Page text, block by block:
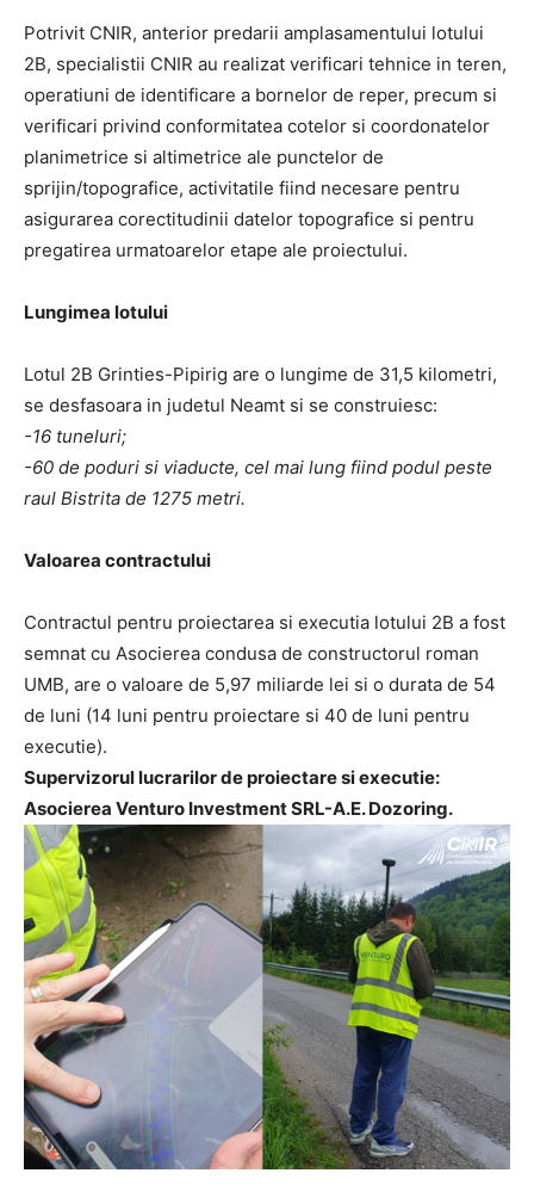
Potrivit CNIR, anterior predarii amplasamentului lotului
2B, specialistii CNIR au realizat verificari tehnice in teren,
operatiuni de identificare a bornelor de reper, precum si
verificari privind conformitatea cotelor si coordonatelor
planimetrice si altimetrice ale punctelor de
sprijin/topografice, activitatile fiind necesare pentru
asigurarea corectitudinii datelor topografice si pentru
pregatirea urmatoarelor etape ale proiectului.
Lungimea lotului
Lotul 2B Grinties-Pipirig are o lungime de 31,5 kilometri,
se desfasoara in judetul Neamt si se construiesc:
-16 tuneluri;
-60 de poduri si viaducte, cel mai lung fiind podul peste
raul Bistrita de 1275 metri.
Valoarea contractului
Contractul pentru proiectarea si executia lotului 2B a fost
semnat cu Asocierea condusa de constructorul roman
UMB, are o valoare de 5,97 miliarde lei si o durata de 54
de luni (14 luni pentru proiectare si 40 de luni pentru
executie).
Supervizorul lucrarilor de proiectare si executie:
Asocierea Venturo Investment SRL-A.E. Dozoring.